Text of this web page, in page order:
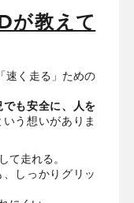
が教えて
速く走る」ための
でも安全に、人を
いう想いがありま
て走れる。
、しっかりグリッ